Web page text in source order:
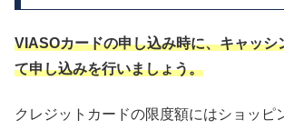
VIASOカードの申し込み時に、キャッシ
て申し込みを行いましょう。
クレジットカードの限度額にはショッピ